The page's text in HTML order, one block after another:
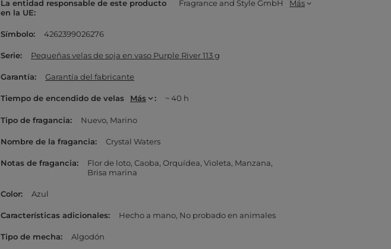
La entidad responsable de este producto
en la UE
Fragrance and Style GmbH Más
Símbolo 4262399026276
Serie Pequeñas velas de soja en vaso Purple River 113 g
Garantía Garantía del fabricante
Tiempo de encendido de velas Más ~ 40 h
Tipo de fragancia Nuevo Marino
Nombre de la fragancia Crystal Waters
Notas de fragancia Flor de loto Caoba Orquídea Violeta Manzana
Brisa marina
Color Azul
Características adicionales Hecho a mano No probado en animales
Tipo de mecha Algodón